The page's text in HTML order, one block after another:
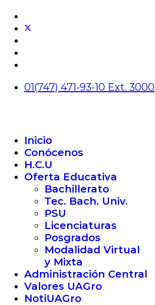
01(747) 471-93-10 Ext. 3000
Inicio
Conócenos
H.C.U
Oferta Educativa
Bachillerato
Tec. Bach. Univ.
PSU
Licenciaturas
Posgrados
Modalidad Virtual
y Mixta
Administración Central
Valores UAGro
NotiUAGro